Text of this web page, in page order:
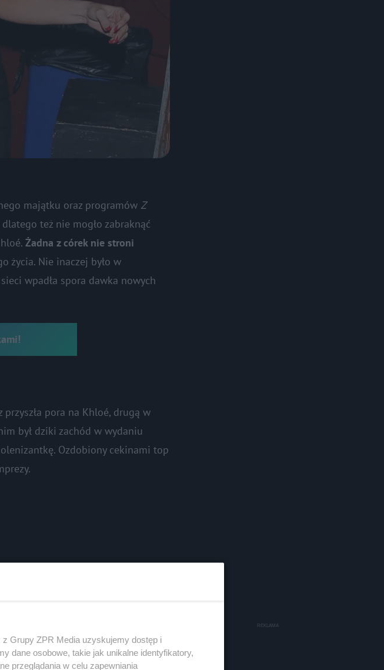
majątku oraz programów Z
dlatego też nie mogło zabraknąć
Żadna z córek nie stroni
życia. Nie inaczej było w
wpadła spora dawka nowych
pora na Khloé, drugą w
był dziki zachód w wydaniu
Ozdobiony cekinami top
Grupy ZPR Media uzyskujemy dostęp i
dane osobowe, takie jak unikalne identyfikatory,
przeglądania w celu zapewniania